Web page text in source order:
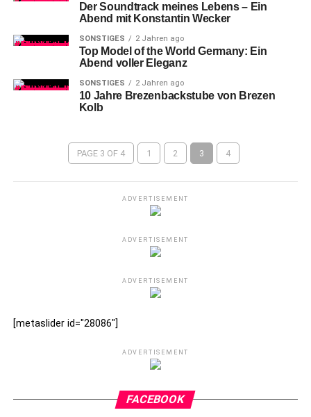
Der Soundtrack meines Lebens – Ein
Abend mit Konstantin Wecker
SONSTIGES 2 Jahren ago
Top Model of the World Germany: Ein
Abend voller Eleganz
SONSTIGES 2 Jahren ago
10 Jahre Brezenbackstube von Brezen
Kolb
PAGE 3 OF 4 1 2 3 4
ADVERTISEMENT
ADVERTISEMENT
ADVERTISEMENT
[metaslider id="28086"]
ADVERTISEMENT
FACEBOOK